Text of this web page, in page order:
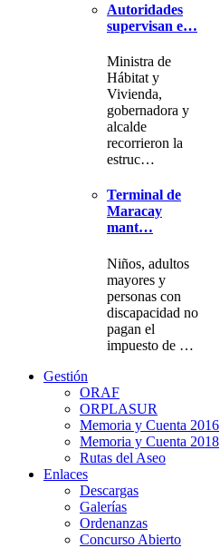
Autoridades
supervisan e…
Ministra de
Hábitat y
Vivienda,
gobernadora y
alcalde
recorrieron la
estruc…
Terminal de
Maracay
mant…
Niños, adultos
mayores y
personas con
discapacidad no
pagan el
impuesto de …
Gestión
ORAF
ORPLASUR
Memoria y Cuenta 2016
Memoria y Cuenta 2018
Rutas del Aseo
Enlaces
Descargas
Galerías
Ordenanzas
Concurso Abierto